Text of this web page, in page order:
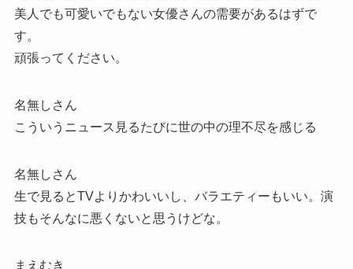
美人でも可愛いでもない女優さんの需要があるはずで
す。
頑張ってください。
名無しさん
こういうニュース見るたびに世の中の理不尽を感じる
名無しさん
生で見るとTVよりかわいいし、バラエティーもいい。演
技もそんなに悪くないと思うけどな。
まえむき